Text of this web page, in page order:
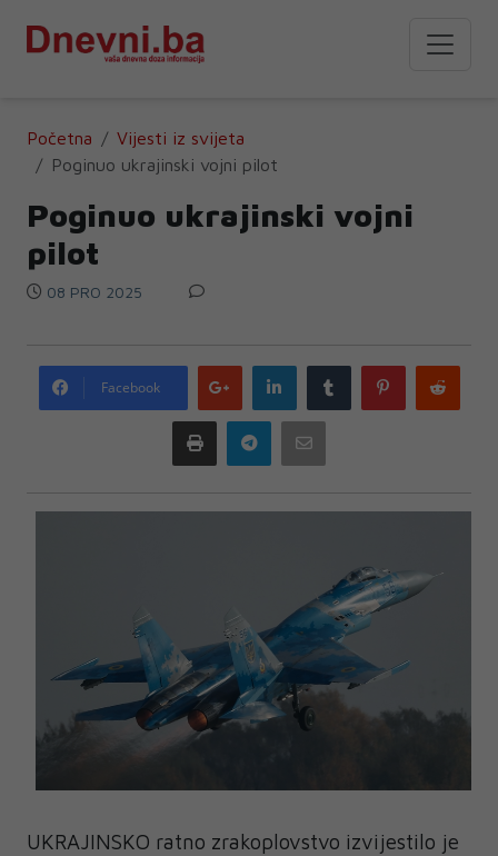
Početna
Vijesti iz svijeta
Poginuo ukrajinski vojni pilot
Poginuo ukrajinski vojni
pilot
08 PRO 2025
Facebook
Google
plus
LinkedIn Tumblr Pinterest
Print Telegram
UKRAJINSKO ratno zrakoplovstvo izvijestilo je